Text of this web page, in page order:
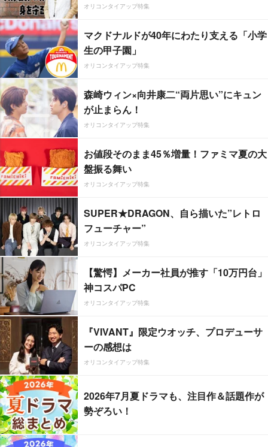
オリコンタイアップ特集
マクドナルドが40年にわたり支える「小学
生の甲子園」
オリコンタイアップ特集
森崎ウィン×向井康二“両片思い”にキュン
が止まらん！
オリコンタイアップ特集
お値段そのまま45％増量！ファミマ夏の大
盤振る舞い
オリコンタイアップ特集
SUPER★DRAGON、自ら描いた”レトロ
フューチャー”
オリコンタイアップ特集
【驚愕】メーカー社員が推す「10万円台」
神コスパPC
オリコンタイアップ特集
『VIVANT』限定ウオッチ、プロデューサ
ーの感想は
オリコンタイアップ特集
2026年7月夏ドラマも、注目作＆話題作が
勢ぞろい！